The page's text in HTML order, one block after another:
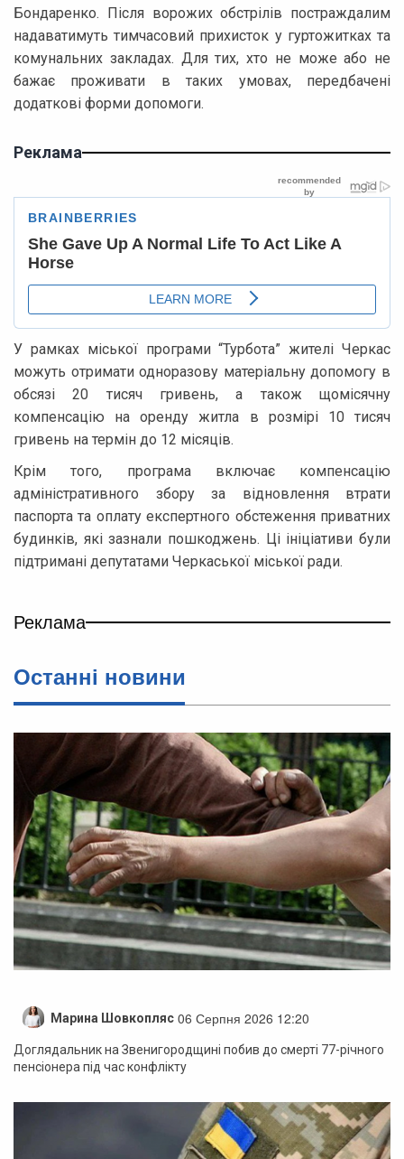
Бондаренко. Після ворожих обстрілів постраждалим
надаватимуть тимчасовий прихисток у гуртожитках та
комунальних закладах. Для тих, хто не може або не
бажає проживати в таких умовах, передбачені
додаткові форми допомоги.
Реклама
У рамках міської програми “Турбота” жителі Черкас
можуть отримати одноразову матеріальну допомогу в
обсязі 20 тисяч гривень, а також щомісячну
компенсацію на оренду житла в розмірі 10 тисяч
гривень на термін до 12 місяців.
Крім того, програма включає компенсацію
адміністративного збору за відновлення втрати
паспорта та оплату експертного обстеження приватних
будинків, які зазнали пошкоджень. Ці ініціативи були
підтримані депутатами Черкаської міської ради.
Реклама
Останні новини
Марина Шовкопляс 06 Серпня 2026 12:20
Доглядальник на Звенигородщині побив до смерті 77-річного
пенсіонера під час конфлікту